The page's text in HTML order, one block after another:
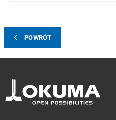
POWRÓT